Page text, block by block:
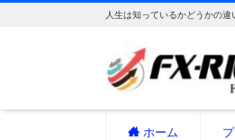
人生は知っているかどうかの
ホーム